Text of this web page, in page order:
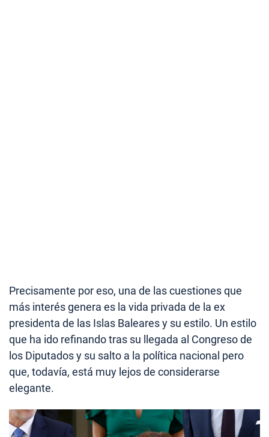
Precisamente por eso, una de las cuestiones que
más interés genera es la vida privada de la ex
presidenta de las Islas Baleares y su estilo. Un estilo
que ha ido refinando tras su llegada al Congreso de
los Diputados y su salto a la política nacional pero
que, todavía, está muy lejos de considerarse
elegante.